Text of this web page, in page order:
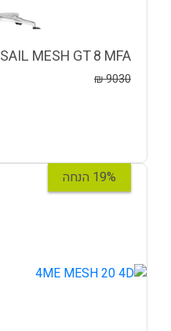
SAIL MESH GT 8 MFA
9030
₪
19% הנחה